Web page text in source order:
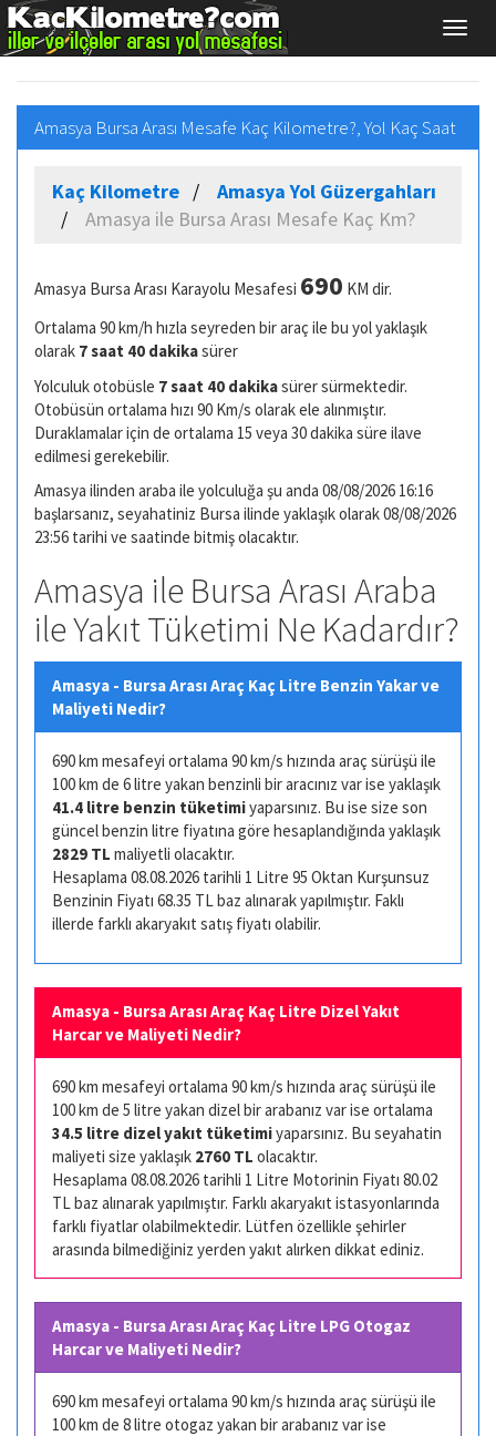
Amasya Bursa Arası Mesafe Kaç Kilometre?, Yol Kaç Saat
Kaç Kilometre
Amasya Yol Güzergahları
Amasya ile Bursa Arası Mesafe Kaç Km?
Amasya Bursa Arası Karayolu Mesafesi 690 KM dir.
Ortalama 90 km/h hızla seyreden bir araç ile bu yol yaklaşık
olarak 7 saat 40 dakikasürer
Yolculuk otobüsle 7 saat 40 dakikasürer sürmektedir.
Otobüsün ortalama hızı 90 Km/s olarak ele alınmıştır.
Duraklamalar için de ortalama 15 veya 30 dakika süre ilave
edilmesi gerekebilir.
Amasya ilinden araba ile yolculuğa şu anda 08/08/2026 16:16
başlarsanız, seyahatiniz Bursa ilinde yaklaşık olarak 08/08/2026
23:56 tarihi ve saatinde bitmiş olacaktır.
Amasya ile Bursa Arası Araba
ile Yakıt Tüketimi Ne Kadardır?
Amasya - Bursa Arası Araç Kaç Litre Benzin Yakar ve
Maliyeti Nedir?
690 km mesafeyi ortalama 90 km/s hızında araç sürüşü ile
100 km de 6 litre yakan benzinli bir aracınız var ise yaklaşık
41.4 litre benzin tüketimiyaparsınız. Bu ise size son
güncel benzin litre fiyatına göre hesaplandığında yaklaşık
2829 TL maliyetli olacaktır.
Hesaplama 08.08.2026 tarihli 1 Litre 95 Oktan Kurşunsuz
Benzinin Fiyatı 68.35 TL baz alınarak yapılmıştır. Faklı
illerde farklı akaryakıt satış fiyatı olabilir.
Amasya - Bursa Arası Araç Kaç Litre Dizel Yakıt
Harcar ve Maliyeti Nedir?
690 km mesafeyi ortalama 90 km/s hızında araç sürüşü ile
100 km de 5 litre yakan dizel bir arabanız var ise ortalama
34.5 litre dizel yakıt tüketimiyaparsınız. Bu seyahatin
maliyeti size yaklaşık 2760 TL olacaktır.
Hesaplama 08.08.2026 tarihli 1 Litre Motorinin Fiyatı 80.02
TL baz alınarak yapılmıştır. Farklı akaryakıt istasyonlarında
farklı fiyatlar olabilmektedir. Lütfen özellikle şehirler
arasında bilmediğiniz yerden yakıt alırken dikkat ediniz.
Amasya - Bursa Arası Araç Kaç Litre LPG Otogaz
Harcar ve Maliyeti Nedir?
690 km mesafeyi ortalama 90 km/s hızında araç sürüşü ile
100 km de 8 litre otogaz yakan bir arabanız var ise